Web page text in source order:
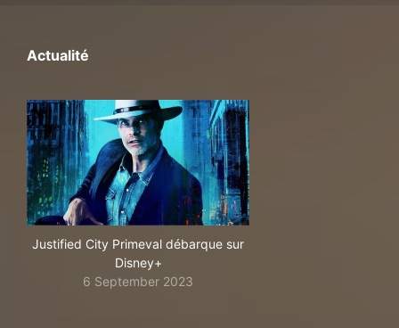
Actualité
Justified City Primeval débarque sur
Disney+
6 September 2023